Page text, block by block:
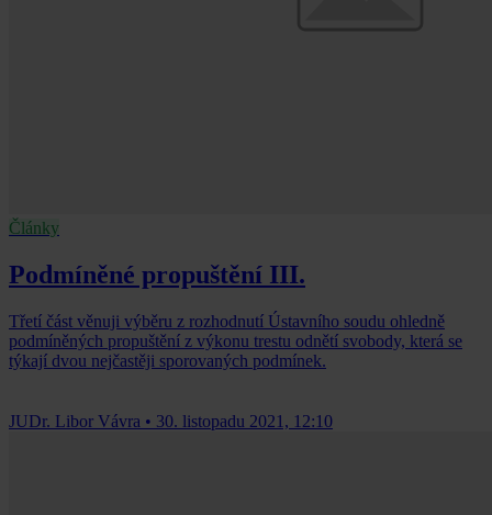
Články
Podmíněné propuštění III.
Třetí část věnuji výběru z rozhodnutí Ústavního soudu ohledně
podmíněných propuštění z výkonu trestu odnětí svobody, která se
týkají dvou nejčastěji sporovaných podmínek.
JUDr. Libor Vávra • 30. listopadu 2021, 12:10